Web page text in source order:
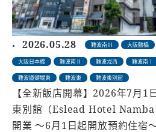
2026.05.28 難波南Ⅲ 大阪鶴橋
大阪日本橋 難波南Ⅱ 難波戎西 難波南Ⅰ
難波道頓堀東 難波東 難波東別館
【全新飯店開幕】2026年7月
東別館（Eslead Hotel
開業 〜6月1日起開放預約住宿